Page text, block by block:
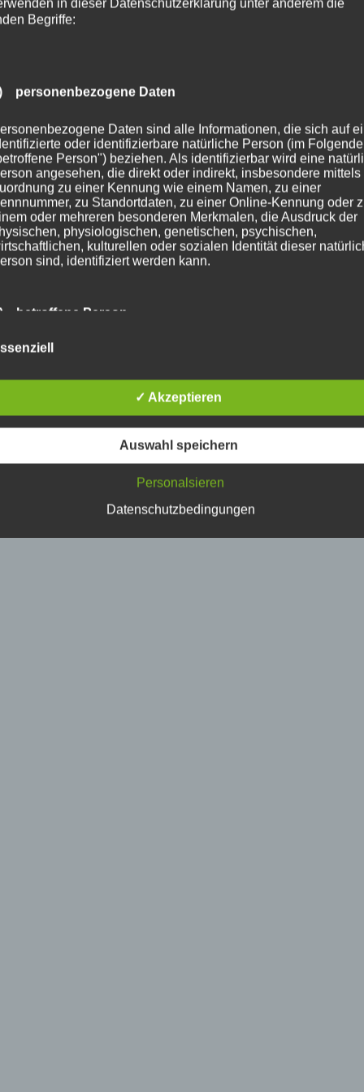
in dieser Datenschutzerklärung unter anderem die
Begriffe:
personenbezogene Daten
Daten sind alle Informationen, die sich auf
oder identifizierbare natürliche Person (im
Person") beziehen. Als identifizierbar wird eine
angesehen, die direkt oder indirekt, insbesondere mittels
zu einer Kennung wie einem Namen, zu einer
zu Standortdaten, zu einer Online-Kennung oder
oder mehreren besonderen Merkmalen, die Ausdruck der
physiologischen, genetischen, psychischen,
kulturellen oder sozialen Identität dieser
sind, identifiziert werden kann.
betroffene Person
Person ist jede identifizierte oder identifizierbare
verarbeitet werden.
Verarbeitung
Vorgang oder jede solche Vorgangsreihe im
die Organisation, das Ordnen, die Speicherung, die
die Offenlegung durch Übermittlung, Verbreitung
✓ Akzeptieren
Auswahl speichern
Personalsieren
Datenschutzbedingungen